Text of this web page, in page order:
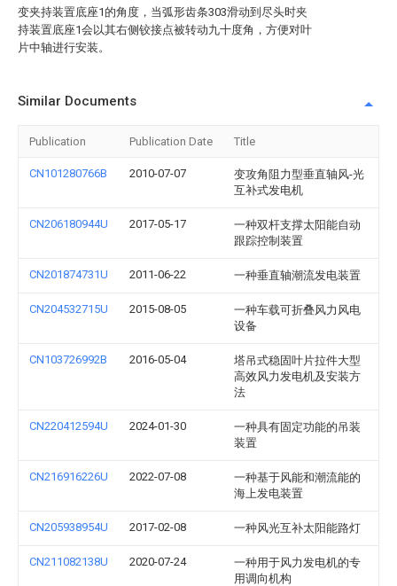
变夹持装置底座1的角度，当弧形齿条303滑动到尽头时夹
持装置底座1会以其右侧铰接点被转动九十度角，方便对叶
片中轴进行安装。
Similar Documents
Publication Publication Date Title
CN101280766B 2010-07-07
变攻角阻力型垂直轴风-光
互补式发电机
CN206180944U 2017-05-17
一种双杆支撑太阳能自动
跟踪控制装置
CN201874731U 2011-06-22 一种垂直轴潮流发电装置
CN204532715U 2015-08-05
一种车载可折叠风力风电
设备
CN103726992B 2016-05-04
塔吊式稳固叶片拉件大型
高效风力发电机及安装方
法
CN220412594U 2024-01-30
一种具有固定功能的吊装
装置
CN216916226U 2022-07-08
一种基于风能和潮流能的
海上发电装置
CN205938954U 2017-02-08 一种风光互补太阳能路灯
CN211082138U 2020-07-24
一种用于风力发电机的专
用调向机构